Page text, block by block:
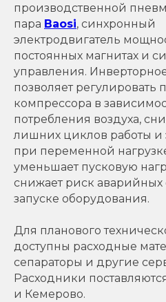
производственной
пара Baosi, синхронный
электродвигатель
постоянных магнитах и
управления.
позволяет регулировать
компрессора в
потребления воздуха,
лишних циклов работы и
при переменной
уменьшает пусковую
снижает риск
запуске оборудования.
Для планового
доступны расходные
сепараторы и другие
Расходники
и Кемерово.